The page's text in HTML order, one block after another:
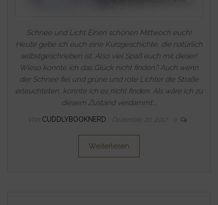
Schnee und Licht Einen schönen Mittwoch euch!
Heute gebe ich euch eine Kurzgeschichte, die natürlich
selbstgeschrieben ist. Also viel Spaß euch mit dieser!
Wieso konnte ich das Glück nicht finden? Auch wenn
der Schnee fiel und grüne und rote Lichter die Straße
erleuchteten, konnte ich es nicht finden. Als wäre ich zu
diesem Zustand verdammt.…
Von CUDDLYBOOKNERD Dezember 20, 2017 0
Weiterlesen